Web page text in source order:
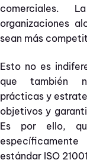
comerciales.
organizaciones
sean más
Esto no es
que también
prácticas y
objetivos y
Es por ello,
estándar ISO